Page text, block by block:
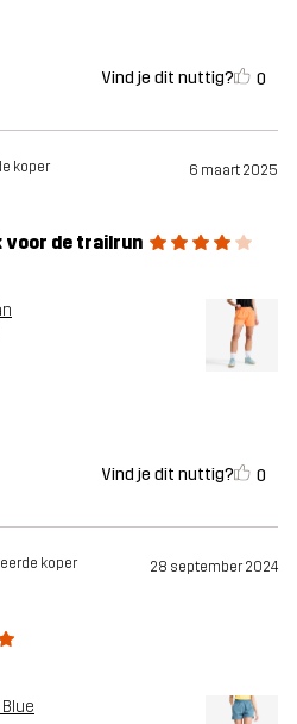
Vind je dit nuttig? 0
koper 6 maart 2025
voor de trailrun
Vind je dit nuttig? 0
koper 28 september 2024